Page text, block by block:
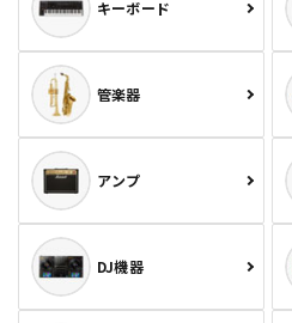
キーボード
管楽器
アンプ
DJ機器